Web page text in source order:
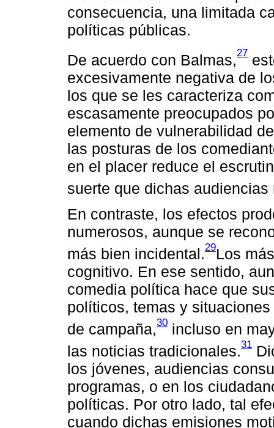
consecuencia, una limitada
políticas públicas.
De acuerdo con Balmas,27
excesivamente negativa de
los que se les caracteriza
escasamente preocupados
elemento de vulnerabilidad
las posturas de los
en el placer reduce el
suerte que dichas
En contraste, los efectos
numerosos, aunque se
más bien incidental.29Los
cognitivo. En ese sentido,
comedia política hace que
políticos, temas y
de campaña,30 incluso en
las noticias tradicionales.31
los jóvenes, audiencias
programas, o en los
políticas. Por otro lado, tal
cuando dichas emisiones